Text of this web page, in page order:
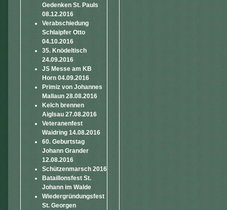
Gedenken St. Pauls
08.12.2016
Verabschiedung
Schlaipfer Otto
04.10.2016
35. Knödeltisch
24.09.2016
JS Messe am KB
Horn 04.09.2016
Primiz von Johannes
Mallaun 28.08.2016
Kelch brennen
Aiglsau 27.08.2016
Veteranenfest
Waidring 14.08.2016
60. Geburtstag
Johann Grander
12.08.2016
Schützenmarsch 2016
Bataillonsfest St.
Johann im Walde
Wiedergründungsfest
St. Georgen